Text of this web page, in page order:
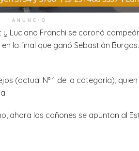
ANUNCIO
Luciano Franchi se coronó
la final que ganó Sebastián
(actual N° 1 de la categoría),
ahora los cañones se apuntan al